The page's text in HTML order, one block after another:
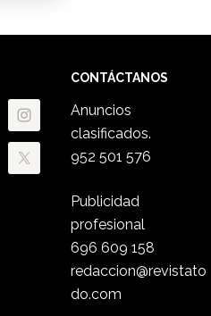
CONTÁCTANOS
Anuncios
clasificados.
952 501 576
Publicidad
profesional
696 609 158
redaccion@revistato
do.com